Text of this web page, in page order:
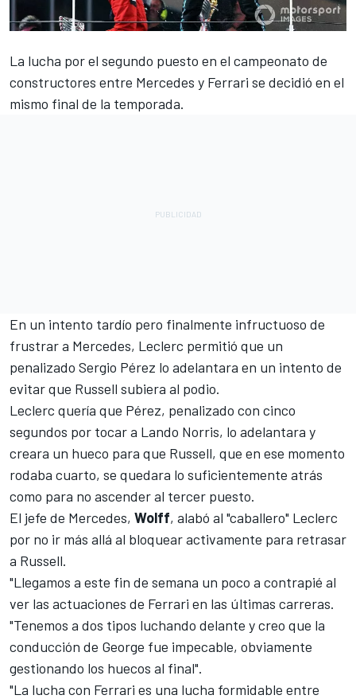
La lucha por el segundo puesto en el campeonato de
constructores entre Mercedes y Ferrari se decidió en el
mismo final de la temporada.
En un intento tardío pero finalmente infructuoso de
frustrar a Mercedes, Leclerc permitió que un
penalizado Sergio Pérez lo adelantara en un intento de
evitar que Russell subiera al podio.
Leclerc quería que Pérez, penalizado con cinco
segundos por tocar a Lando Norris, lo adelantara y
creara un hueco para que Russell, que en ese momento
rodaba cuarto, se quedara lo suficientemente atrás
como para no ascender al tercer puesto.
El jefe de Mercedes, Wolff, alabó al "caballero" Leclerc
por no ir más allá al bloquear activamente para retrasar
a Russell.
"Llegamos a este fin de semana un poco a contrapié al
ver las actuaciones de Ferrari en las últimas carreras.
"Tenemos a dos tipos luchando delante y creo que la
conducción de George fue impecable, obviamente
gestionando los huecos al final".
"La lucha con Ferrari es una lucha formidable entre